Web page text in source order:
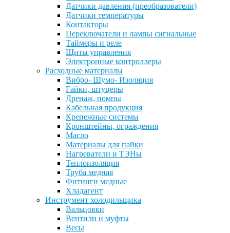
Датчики давления (преобразователи)
Датчики температуры
Контакторы
Переключатели и лампы сигнальные
Таймеры и реле
Щиты управления
Электронные контроллеры
Расходные материалы
Вибро- Шумо- Изоляция
Гайки, штуцеры
Дренаж, помпы
Кабельная продукция
Крепежные системы
Кронштейны, ограждения
Масло
Материалы для пайки
Нагреватели и ТЭНы
Теплоизоляция
Труба медная
Фитинги медные
Хладагент
Инструмент холодильщика
Вальцовки
Вентили и муфты
Весы